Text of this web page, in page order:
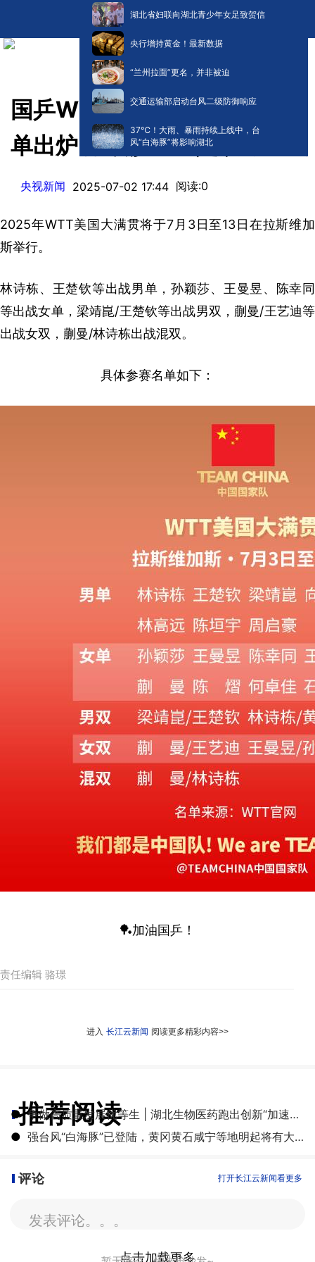
湖北省妇联向湖北青少年女足致贺信
央行增持黄金！最新数据
“兰州拉面”更名，并非被迫
交通运输部启动台风二级防御响应
​37℃！大雨、暴雨持续上线中，台
风“白海豚”将影响湖北
国乒WTT美国大满贯参赛名
单出炉 孙颖莎、王楚钦将出战
央视新闻 2025-07-02 17:44 阅读:0
2025年WTT美国大满贯将于7月3日至13日在拉斯维加
斯举行。
林诗栋、王楚钦等出战男单，孙颖莎、王曼昱、陈幸同
等出战女单，梁靖崑/王楚钦等出战男双，蒯曼/王艺迪等
出战女双，蒯曼/林诗栋出战混双。
具体参赛名单如下：
🏓加油国乒！
责任编辑 骆璟
进入 长江云新闻 阅读更多精彩内容>>
推荐阅读
●
争做高质量发展优等生 | 湖北生物医药跑出创新“加速度”
●
强台风“白海豚”已登陆，黄冈黄石咸宁等地明起将有大雨到暴雨
评论 打开长江云新闻看更多
发表评论。。。
点击加载更多